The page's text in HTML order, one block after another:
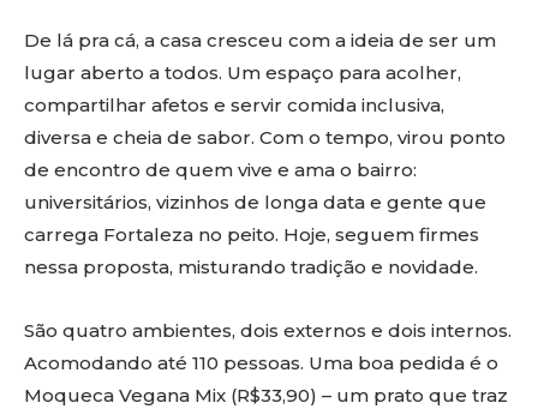
De lá pra cá, a casa cresceu com a ideia de ser um
lugar aberto a todos. Um espaço para acolher,
compartilhar afetos e servir comida inclusiva,
diversa e cheia de sabor. Com o tempo, virou ponto
de encontro de quem vive e ama o bairro:
universitários, vizinhos de longa data e gente que
carrega Fortaleza no peito. Hoje, seguem firmes
nessa proposta, misturando tradição e novidade.
São quatro ambientes, dois externos e dois internos.
Acomodando até 110 pessoas. Uma boa pedida é o
Moqueca Vegana Mix (R$33,90) – um prato que traz